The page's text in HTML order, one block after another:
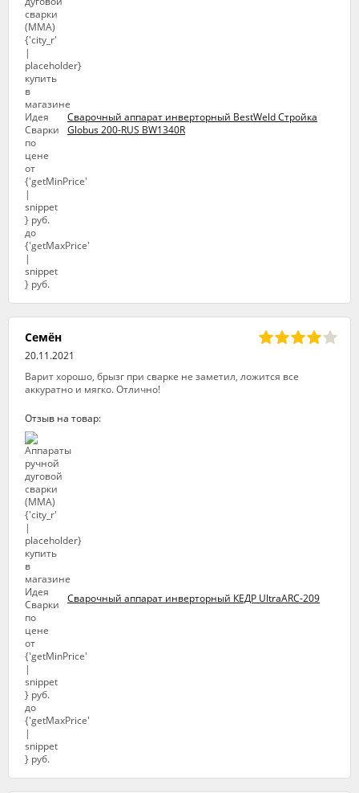
Сварочный аппарат инверторный BestWeld Стройка
Globus 200-RUS BW1340R
Семён
20.11.2021
Варит хорошо, брызг при сварке не заметил, ложится все
аккуратно и мягко. Отлично!
Отзыв на товар:
Сварочный аппарат инверторный КЕДР UltraARC-209